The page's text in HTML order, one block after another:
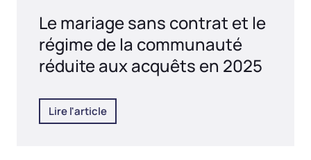
Le mariage sans contrat et le
régime de la communauté
réduite aux acquêts en 2025
Lire l'article